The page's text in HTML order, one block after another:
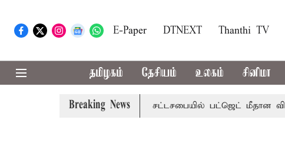
E-Paper DTNEXT Thanthi TV
தமிழகம் தேசியம் உலகம் சினிமா
Breaking News
தடுமாற்றமா? சட்டசபையில் பட்ஜெட் மீதான விவாதம்